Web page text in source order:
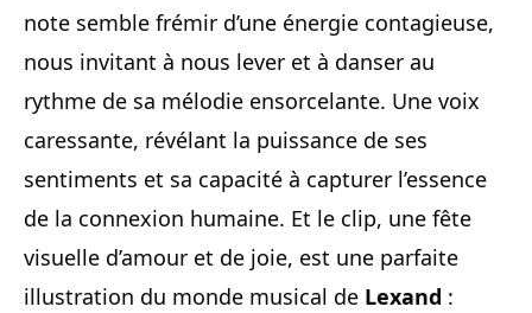
note semble frémir d’une énergie contagieuse,
nous invitant à nous lever et à danser au
rythme de sa mélodie ensorcelante. Une voix
caressante, révélant la puissance de ses
sentiments et sa capacité à capturer l’essence
de la connexion humaine. Et le clip, une fête
visuelle d’amour et de joie, est une parfaite
illustration du monde musical de Lexand :